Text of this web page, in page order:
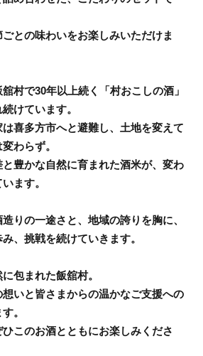
との味わいをお楽しみいただけま
村で30年以上続く「村おこしの酒」
けています。
喜多方市へと避難し、土地を変えて
わらず。
豊かな自然に育まれた酒米が、変わ
ます。
りの一途さと、地域の誇りを胸に、
、挑戦を続けていきます。
包まれた飯舘村。
いと皆さまからの温かなご支援への
。
このお酒とともにお楽しみくださ